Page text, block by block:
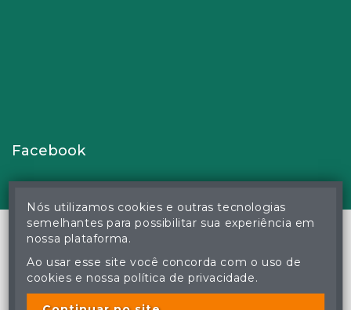
Facebook
© Gustavo Correa Pereira da Silva - Leiloeiro Público Oficial -
Matrícula nº 26 JUCEMS - Todos os direitos reservados
A cópia ou reprodução não autorizada do conteúdo deste site
poderá acarretar em penas previstas em lei.
Nós utilizamos cookies e outras tecnologias
semelhantes para possibilitar sua experiência em
nossa plataforma.
Ao usar esse site você concorda com o uso de
cookies e nossa política de privacidade.